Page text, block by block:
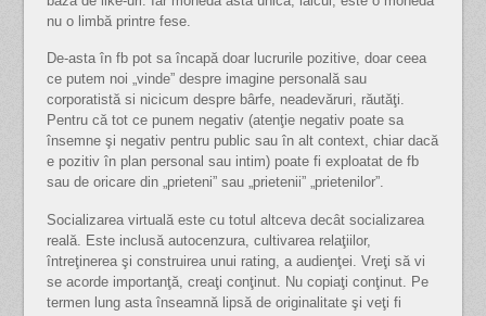
nu o limbă printre fese.
De-asta în fb pot sa încapă doar lucrurile pozitive, doar ceea
ce putem noi „vinde” despre imagine personală sau
corporatistă si nicicum despre bârfe, neadevăruri, răutăţi.
Pentru că tot ce punem negativ (atenţie negativ poate sa
însemne şi negativ pentru public sau în alt context, chiar dacă
e pozitiv în plan personal sau intim) poate fi exploatat de fb
sau de oricare din „prieteni” sau „prietenii” „prietenilor”.
Socializarea virtuală este cu totul altceva decât socializarea
reală. Este inclusă autocenzura, cultivarea relaţiilor,
întreţinerea şi construirea unui rating, a audienţei. Vreţi să vi
se acorde importanţă, creaţi conţinut. Nu copiaţi conţinut. Pe
termen lung asta înseamnă lipsă de originalitate şi veţi fi